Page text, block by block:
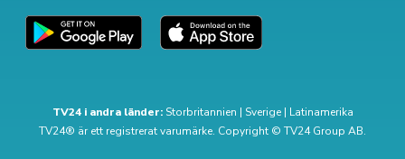
TV24 i andra länder: Storbritannien | Sverige| Latinamerika
TV24® är ett registrerat varumärke. Copyright © TV24 Group AB.